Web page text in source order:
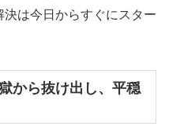
は今日からすぐにスター
から抜け出し、平穏